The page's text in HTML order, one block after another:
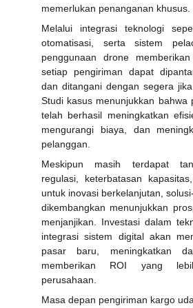
memerlukan penanganan khusus.
Melalui integrasi teknologi
otomatisasi, serta sistem
penggunaan drone
setiap pengiriman dapat
dan ditangani dengan segera
Studi kasus menunjukkan bahwa
telah berhasil meningkatkan
mengurangi biaya, dan
pelanggan.
Meskipun masih terdapat
regulasi, keterbatasan
untuk inovasi berkelanjutan,
dikembangkan menunjukkan
menjanjikan. Investasi dalam
integrasi sistem digital akan
pasar baru, meningkatkan
memberikan ROI yang
perusahaan.
Masa depan pengiriman kargo